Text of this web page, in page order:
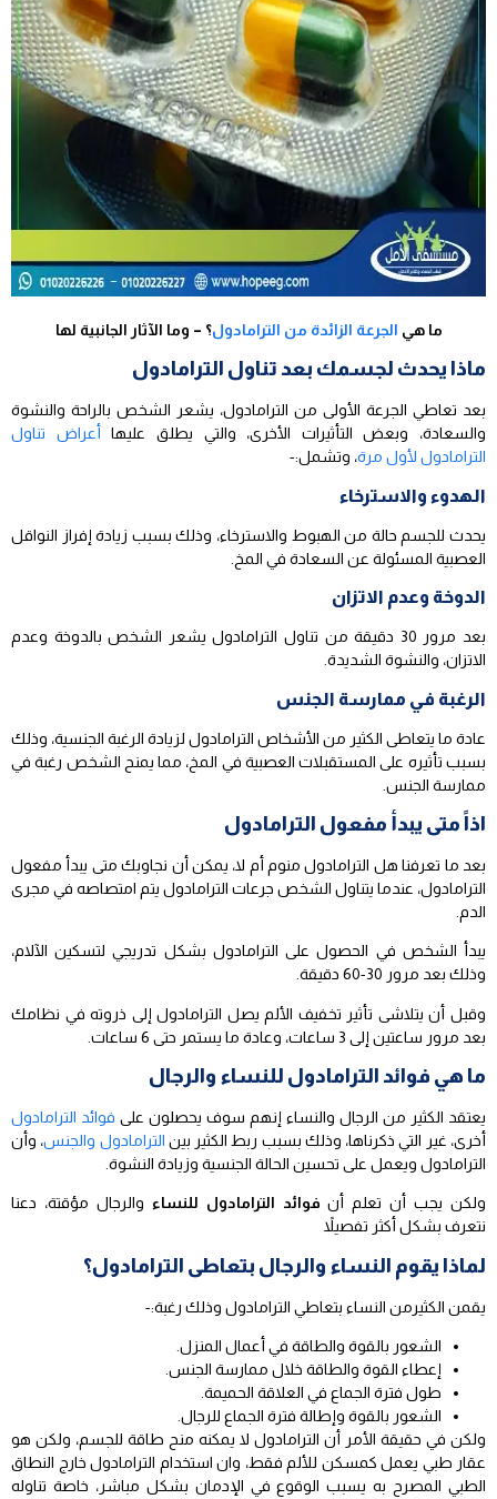
ما هي الجرعة الزائدة من الترامادول؟ – وما الآثار الجانبية لها
ماذا يحدث لجسمك بعد تناول الترامادول
بعد تعاطي الجرعة الأولى من الترامادول، يشعر الشخص بالراحة والنشوة
والسعادة، وبعض التأثيرات الأخرى، والتي يطلق عليها أعراض تناول
الترامادول لأول مرة، وتشمل:-
الهدوء والاسترخاء
يحدث للجسم حالة من الهبوط والاسترخاء، وذلك بسبب زيادة إفراز النواقل
العصبية المسئولة عن السعادة في المخ.
الدوخة وعدم الاتزان
بعد مرور 30 دقيقة من تناول الترامادول يشعر الشخص بالدوخة وعدم
الاتزان، والنشوة الشديدة.
الرغبة في ممارسة الجنس
عادة ما يتعاطى الكثير من الأشخاص الترامادول لزيادة الرغبة الجنسية، وذلك
بسبب تأثيره على المستقبلات العصبية في المخ، مما يمنح الشخص رغبة في
ممارسة الجنس.
اذاً متى يبدأ مفعول الترامادول
بعد ما تعرفنا هل الترامادول منوم أم لا، يمكن أن نجاوبك متى يبدأ مفعول
الترامادول، عندما يتناول الشخص جرعات الترامادول يتم امتصاصه في مجرى
الدم.
يبدأ الشخص في الحصول على الترامادول بشكل تدريجي لتسكين الآلام،
وذلك بعد مرور 30-60 دقيقة.
وقبل أن يتلاشى تأثير تخفيف الألم يصل الترامادول إلى ذروته في نظامك
بعد مرور ساعتين إلى 3 ساعات، وعادة ما يستمر حتى 6 ساعات.
ما هي فوائد الترامادول للنساء والرجال
يعتقد الكثير من الرجال والنساء إنهم سوف يحصلون على فوائد الترامادول
أخرى، غير التي ذكرناها، وذلك بسبب ربط الكثير بين الترامادول والجنس، وأن
الترامادول ويعمل على تحسين الحالة الجنسية وزيادة النشوة.
ولكن يجب أن تعلم أن فوائد الترامادول للنساء والرجال مؤقتة، دعنا
نتعرف بشكل أكثر تفصيلاً
لماذا يقوم النساء والرجال بتعاطى الترامادول؟
يقمن الكثيرمن النساء بتعاطي الترامادول وذلك رغبة:-
الشعور بالقوة والطاقة في أعمال المنزل.
إعطاء القوة والطاقة خلال ممارسة الجنس.
طول فترة الجماع في العلاقة الحميمة.
الشعور بالقوة وإطالة فترة الجماع للرجال.
ولكن في حقيقة الأمر أن الترامادول لا يمكنه منح طاقة للجسم، ولكن هو
عقار طبي يعمل كمسكن للألم فقط، وان استخدام الترامادول خارج النطاق
الطبي المصرح به يسبب الوقوع في الإدمان بشكل مباشر، خاصة تناوله